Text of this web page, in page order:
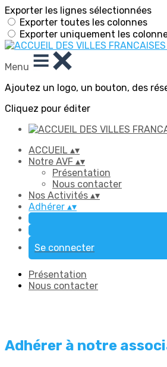
Exporter les lignes sélectionnées
Exporter toutes les colonnes
Exporter uniquement les
Menu
Ajoutez un logo, un bouton, des
Cliquez pour éditer
ACCUEIL ▴▾
Notre AVF ▴▾
Présentation
Nous contacter
Nos Activités ▴▾
Adhérer ▴▾
Se connecter
Présentation
Nous contacter
Adhérer à notre